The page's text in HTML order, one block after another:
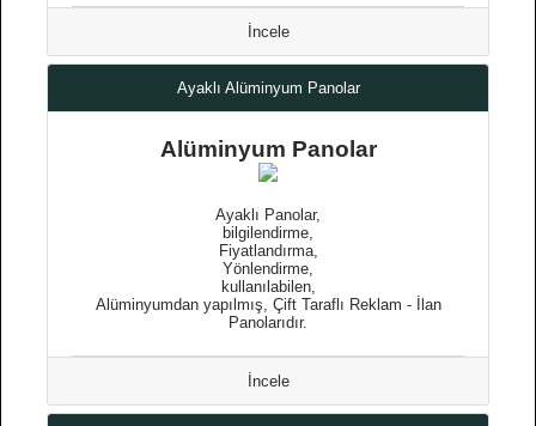
İncele
Ayaklı Alüminyum Panolar
Alüminyum Panolar
Ayaklı Panolar,
bilgilendirme,
Fiyatlandırma,
Yönlendirme,
kullanılabilen,
Alüminyumdan yapılmış, Çift Taraflı Reklam - İlan
Panolarıdır.
İncele